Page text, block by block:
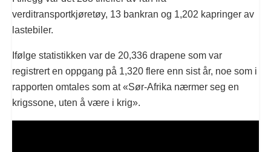
verditransportkjøretøy, 13 bankran og 1,202 kapringer av
lastebiler.
Ifølge statistikken var de 20,336 drapene som var
registrert en oppgang på 1,320 flere enn sist år, noe som i
rapporten omtales som at «Sør-Afrika nærmer seg en
krigssone, uten å være i krig».